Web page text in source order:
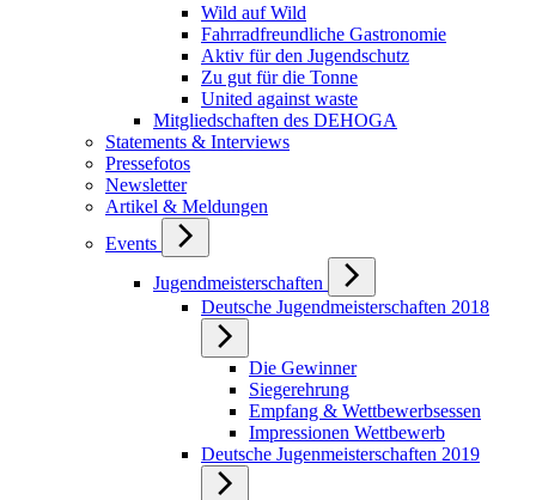
Wild auf Wild
Fahrradfreundliche Gastronomie
Aktiv für den Jugendschutz
Zu gut für die Tonne
United against waste
Mitgliedschaften des DEHOGA
Statements & Interviews
Pressefotos
Newsletter
Artikel & Meldungen
Events
Jugendmeisterschaften
Deutsche Jugendmeisterschaften 2018
Die Gewinner
Siegerehrung
Empfang & Wettbewerbsessen
Impressionen Wettbewerb
Deutsche Jugenmeisterschaften 2019